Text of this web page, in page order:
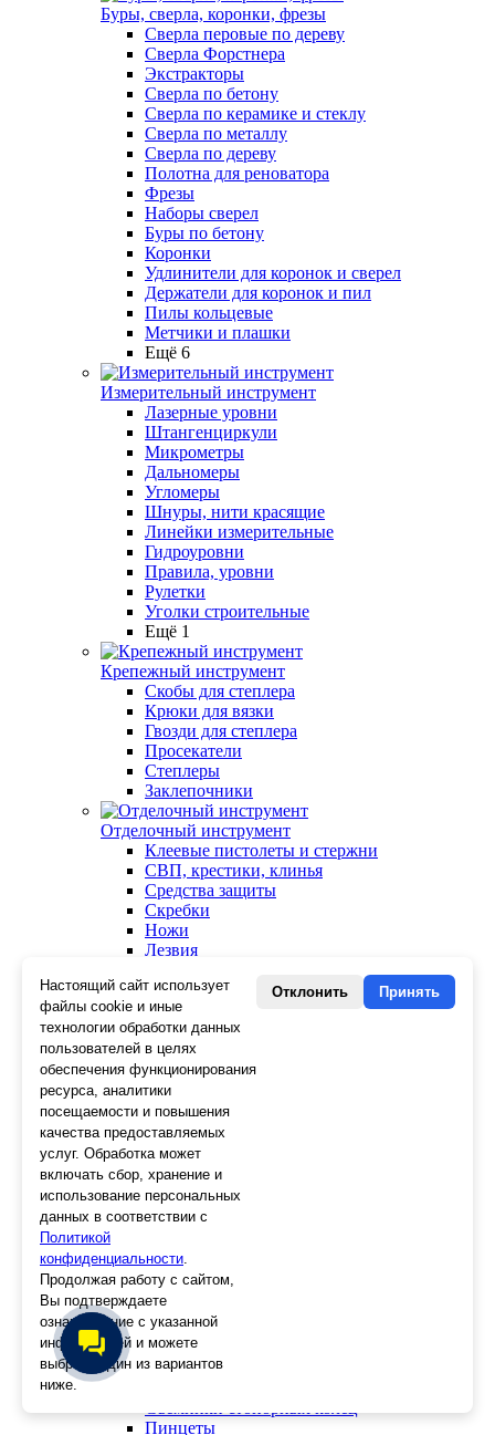
Буры, сверла, коронки, фрезы
Сверла перовые по дереву
Сверла Форстнера
Экстракторы
Сверла по бетону
Сверла по керамике и стеклу
Сверла по металлу
Сверла по дереву
Полотна для реноватора
Фрезы
Наборы сверел
Буры по бетону
Коронки
Удлинители для коронок и сверел
Держатели для коронок и пил
Пилы кольцевые
Метчики и плашки
Ещё 6
Измерительный инструмент
Лазерные уровни
Штангенциркули
Микрометры
Дальномеры
Угломеры
Шнуры, нити красящие
Линейки измерительные
Гидроуровни
Правила, уровни
Рулетки
Уголки строительные
Ещё 1
Крепежный инструмент
Скобы для степлера
Крюки для вязки
Гвозди для степлера
Просекатели
Степлеры
Заклепочники
Отделочный инструмент
Клеевые пистолеты и стержни
СВП, крестики, клинья
Средства защиты
Скребки
Ножи
Лезвия
Стеклорезы
Плиткорезы
Пистолеты для герметика и пены
Шила
Стеклоткань, серпянка
Ещё 2
Слесарный инструмент
Болторезы
Длинногубцы
Круглогубцы
Тонкогубцы, утконосы
Молотки
Головки
Зенкера, бородки, кернеры
Керны
Патроны, переходники
Ножницы электрика
Пинцеты
Настоящий сайт использует
файлы cookie и иные
технологии обработки данных
пользователей в целях
обеспечения функционирования
ресурса, аналитики
посещаемости и повышения
качества предоставляемых
услуг. Обработка может
включать сбор, хранение и
использование персональных
данных в соответствии с
Политикой
конфиденциальности.
Продолжая работу с сайтом,
Вы подтверждаете
ознакомление с указанной
информацией и можете
выбрать один из вариантов
ниже.
Отклонить Принять